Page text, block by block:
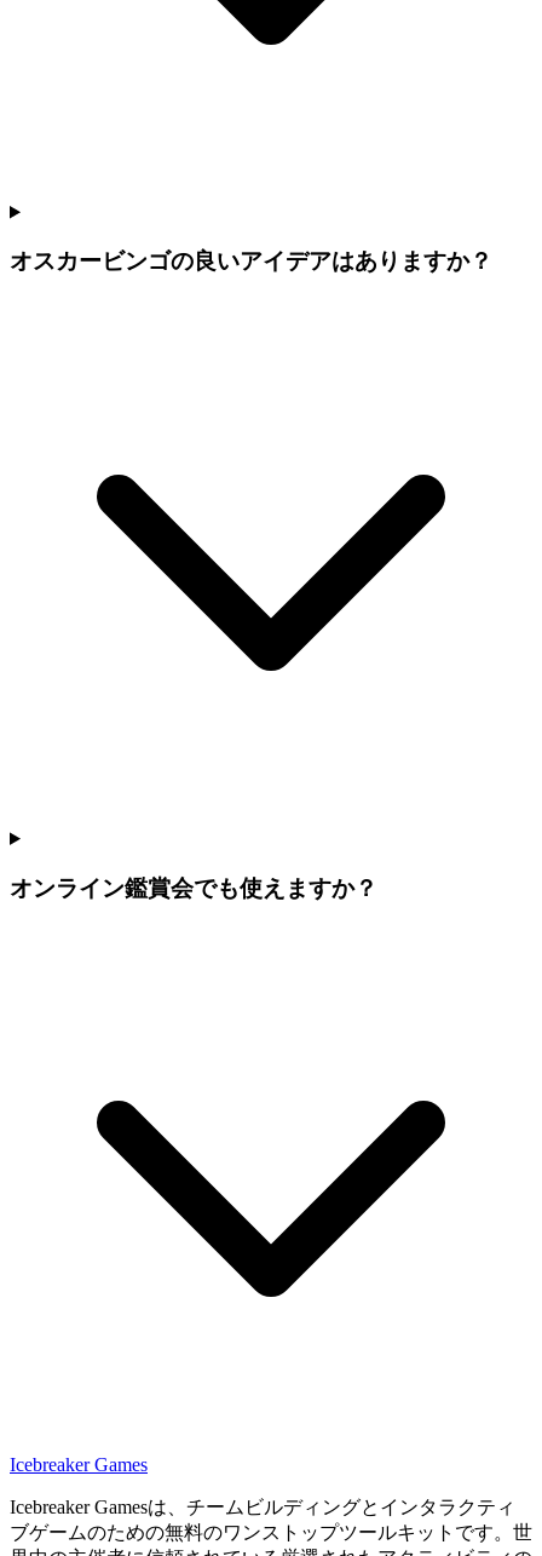
オスカービンゴの良いアイデアはありますか？
オンライン鑑賞会でも使えますか？
Icebreaker Games
Icebreaker Gamesは、チームビルディングとインタラクティ
ブゲームのための無料のワンストップツールキットです。世